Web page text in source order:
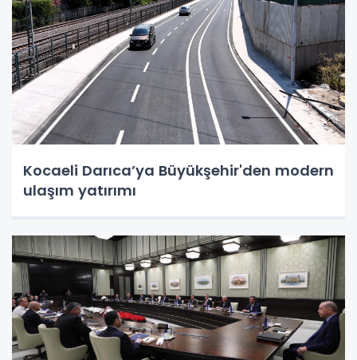
Kocaeli Darıca’ya Büyükşehir'den modern
ulaşım yatırımı